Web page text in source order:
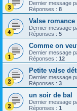
Dernier message
Réponses : 8
Valse romance
Dernier message
Réponses : 5
Comme on
Dernier message
Réponses : 12
Petite valse
Dernier message
Réponses : 3
un soir de bal
Dernier message
Réponses : 1